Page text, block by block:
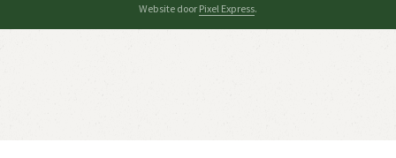
Website door Pixel Express.